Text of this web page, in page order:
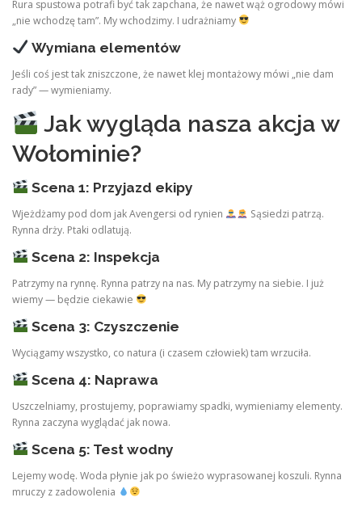
Rura spustowa potrafi być tak zapchana, że nawet wąż ogrodowy mówi
„nie wchodzę tam”. My wchodzimy. I udrażniamy
Wymiana elementów
Jeśli coś jest tak zniszczone, że nawet klej montażowy mówi „nie dam
rady” — wymieniamy.
Jak wygląda nasza akcja w
Wołominie?
Scena 1: Przyjazd ekipy
Wjeżdżamy pod dom jak Avengersi od rynien
Sąsiedzi patrzą.
Rynna drży. Ptaki odlatują.
Scena 2: Inspekcja
Patrzymy na rynnę. Rynna patrzy na nas. My patrzymy na siebie. I już
wiemy — będzie ciekawie
Scena 3: Czyszczenie
Wyciągamy wszystko, co natura (i czasem człowiek) tam wrzuciła.
Scena 4: Naprawa
Uszczelniamy, prostujemy, poprawiamy spadki, wymieniamy elementy.
Rynna zaczyna wyglądać jak nowa.
Scena 5: Test wodny
Lejemy wodę. Woda płynie jak po świeżo wyprasowanej koszuli. Rynna
mruczy z zadowolenia